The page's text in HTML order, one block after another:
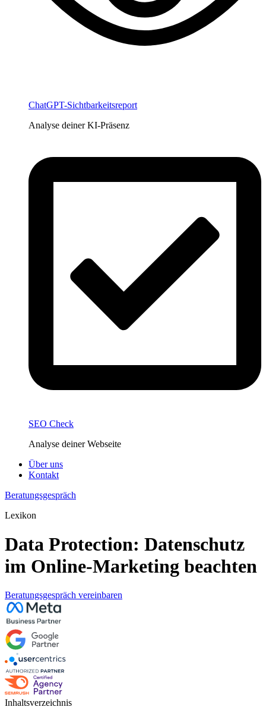
ChatGPT-Sichtbarkeitsreport
Analyse deiner KI-Präsenz
SEO Check
Analyse deiner Webseite
Über uns
Kontakt
Beratungsgespräch
Lexikon
Data Protection: Datenschutz
im Online-Marketing beachten
Beratungsgespräch vereinbaren
Inhaltsverzeichnis